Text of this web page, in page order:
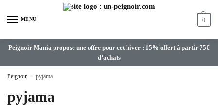
MENU 0
Peignoir Mania propose une offre pour cet hiver : 15% offert à partir 75€
d’achats
Peignoir » pyjama
pyjama